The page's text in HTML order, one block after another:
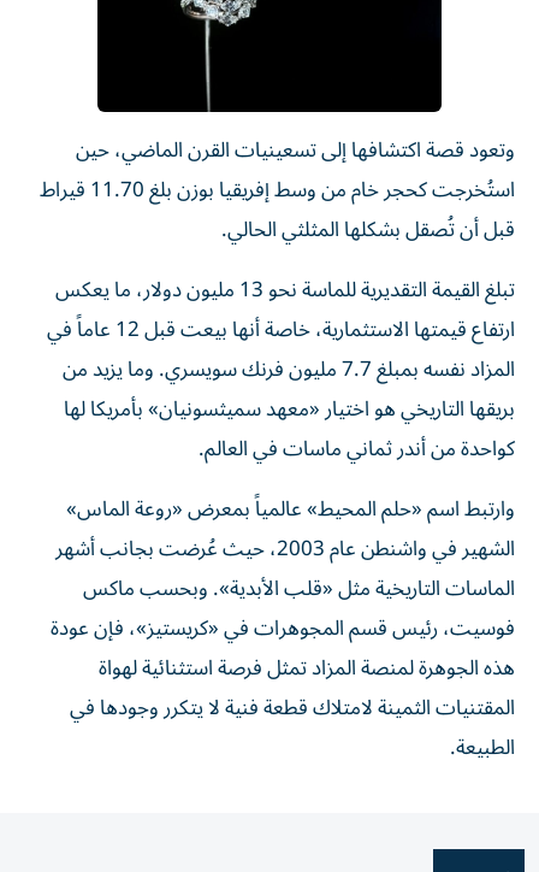
وتعود قصة اكتشافها إلى تسعينيات القرن الماضي، حين
استُخرجت كحجر خام من وسط إفريقيا بوزن بلغ 11.70 قيراط
قبل أن تُصقل بشكلها المثلثي الحالي.
تبلغ القيمة التقديرية للماسة نحو 13 مليون دولار، ما يعكس
ارتفاع قيمتها الاستثمارية، خاصة أنها بيعت قبل 12 عاماً في
المزاد نفسه بمبلغ 7.7 مليون فرنك سويسري. وما يزيد من
بريقها التاريخي هو اختيار «معهد سميثسونيان» بأمريكا لها
كواحدة من أندر ثماني ماسات في العالم.
وارتبط اسم «حلم المحيط» عالمياً بمعرض «روعة الماس»
الشهير في واشنطن عام 2003، حيث عُرضت بجانب أشهر
الماسات التاريخية مثل «قلب الأبدية». وبحسب ماكس
فوسيت، رئيس قسم المجوهرات في «كريستيز»، فإن عودة
هذه الجوهرة لمنصة المزاد تمثل فرصة استثنائية لهواة
المقتنيات الثمينة لامتلاك قطعة فنية لا يتكرر وجودها في
الطبيعة.